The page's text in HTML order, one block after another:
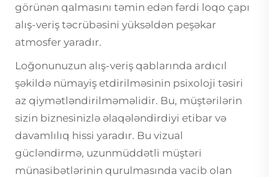
görünən qalmasını təmin edən fərdi loqo çapı
alış-veriş təcrübəsini yüksəldən peşəkar
atmosfer yaradır.
Loğonunuzun alış-veriş qablarında ardıcıl
şəkildə nümayiş etdirilməsinin psixoloji təsiri
az qiymətləndirilməməlidir. Bu, müştərilərin
sizin biznesinizlə əlaqələndirdiyi etibar və
davamlılıq hissi yaradır. Bu vizual
gücləndirmə, uzunmüddətli müştəri
münasibətlərinin qurulmasında vacib olan